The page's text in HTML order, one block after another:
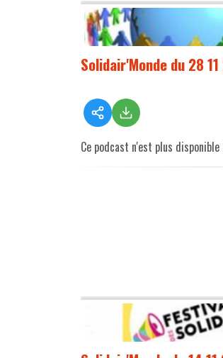
Solidair'Monde du 28
Ce podcast n'est plus